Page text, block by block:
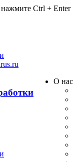
Ctrl + Enter
О нас